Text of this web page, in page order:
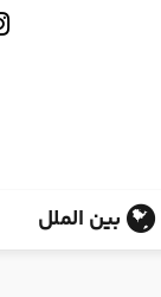
بین الملل